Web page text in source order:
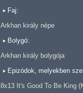
Faj:
Arkhan király népe
Bolygó:
Arkhan király bolygója
Epizódok, melyekben
8x13 It's Good To Be King